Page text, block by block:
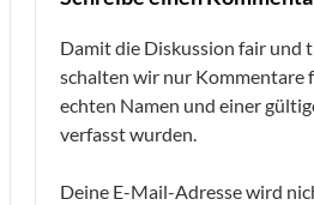
Damit die Diskussion fair und
schalten wir nur Kommentare
echten Namen und einer
verfasst wurden.
Deine E-Mail-Adresse wird